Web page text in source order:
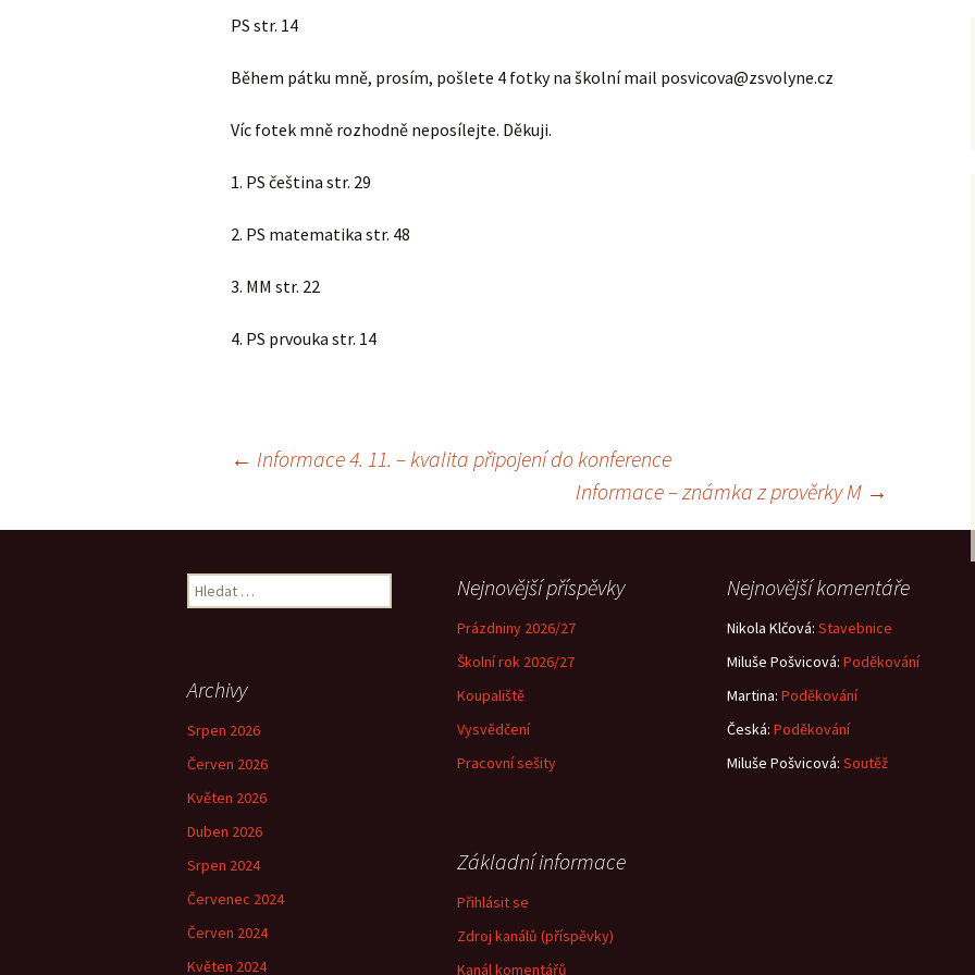
PS str. 14
Během pátku mně, prosím, pošlete 4 fotky na školní mail posvicova@zsvolyne.cz
Víc fotek mně rozhodně neposílejte. Děkuji.
1. PS čeština str. 29
2. PS matematika str. 48
3. MM str. 22
4. PS prvouka str. 14
pro
příspěvky
← Informace 4. 11. – kvalita připojení do konference
Informace – známka z prověrky M →
Vyhledávání Nejnovější příspěvky
Prázdniny 2026/27
Školní rok 2026/27
Koupaliště
Vysvědčení
Pracovní sešity
Nejnovější komentáře
Nikola Klčová: Stavebnice
Miluše Pošvicová: Poděkování
Martina: Poděkování
Česká: Poděkování
Miluše Pošvicová: Soutěž
Archivy
Srpen 2026
Červen 2026
Květen 2026
Duben 2026
Srpen 2024
Červenec 2024
Červen 2024
Květen 2024
Základní informace
Přihlásit se
Zdroj kanálů (příspěvky)
Kanál komentářů